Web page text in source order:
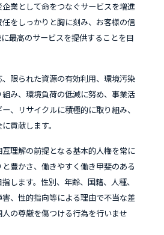
業として命をつなぐサービスを増進
をしっかりと胸に刻み、お客様の信
最高のサービスを提供することを目
限られた資源の有効利用、環境汚染
み、環境負荷の低減に努め、事業活
、リサイクルに積極的に取り組み、
貢献します。
理解の前提となる基本的人権を常に
豊かさ、働きやすく働き甲斐のある
します。性別、年齢、国籍、人種、
、性的指向等による理由で不当な差
の尊厳を傷つける行為を行いませ